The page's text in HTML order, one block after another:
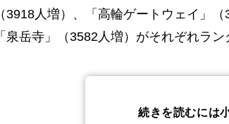
（3918人増）、「高輪ゲートウェイ」
「泉岳寺」（3582人増）がそれぞれラン
続きを読むには